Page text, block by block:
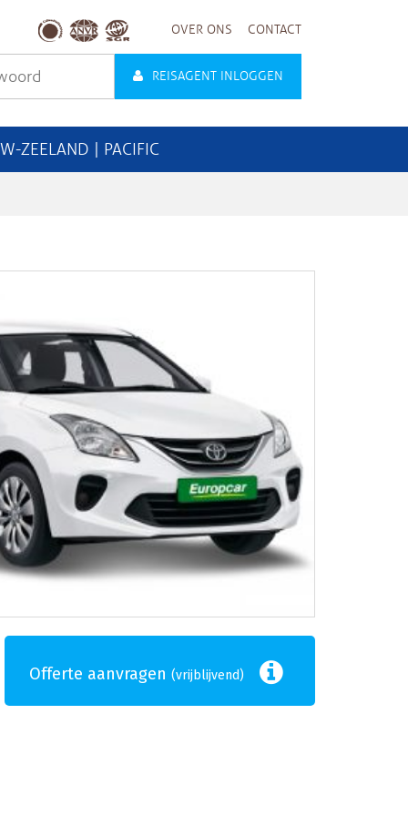
OVER ONS CONTACT
REISAGENT INLOGGEN
ZEELAND | PACIFIC
Offerte aanvragen (vrijblijvend)